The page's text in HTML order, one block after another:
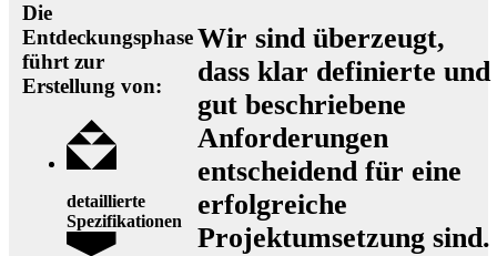
Die
Entdeckungsphase
führt zur
Erstellung von:
detaillierte
Spezifikationen
Wir sind überzeugt,
dass klar definierte und
gut beschriebene
Anforderungen
entscheidend für eine
erfolgreiche
Projektumsetzung sind.